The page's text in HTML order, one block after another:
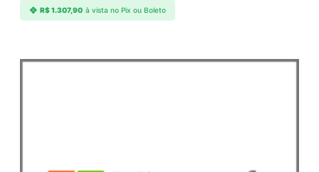
R$1.307,90 à vista no Pix ou Boleto